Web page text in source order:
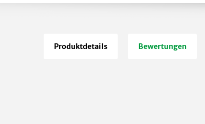
Produktdetails Bewertungen